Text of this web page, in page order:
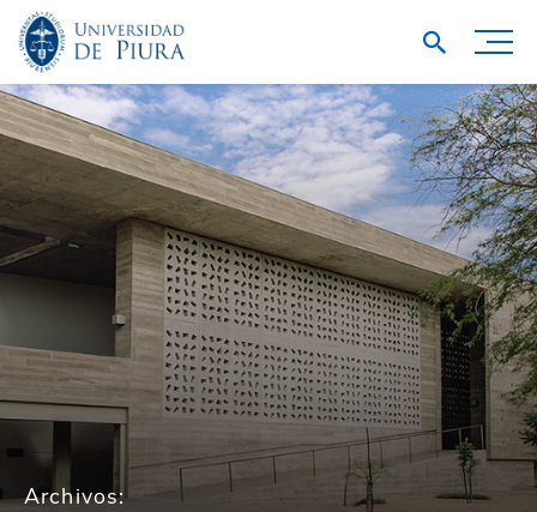
Archivos: